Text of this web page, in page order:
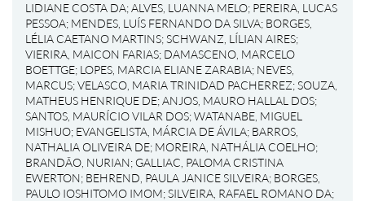
LIDIANE COSTA DA;ALVES, LUANNA MELO; PEREIRA, LUCAS
PESSOA; MENDES, LUÍS FERNANDO DA SILVA; BORGES,
LÉLIA CAETANO MARTINS;SCHWANZ, LÍLIAN AIRES;
VIERIRA, MAICON FARIAS; DAMASCENO, MARCELO
BOETTGE; LOPES, MARCIA ELIANE ZARABIA; NEVES,
MARCUS;VELASCO, MARIA TRINIDAD PACHERREZ;SOUZA,
MATHEUS HENRIQUE DE;ANJOS, MAURO HALLAL DOS;
SANTOS, MAURÍCIO VILAR DOS;WATANABE, MIGUEL
MISHUO; EVANGELISTA, MÁRCIA DE ÁVILA; BARROS,
NATHALIA OLIVEIRA DE; MOREIRA, NATHÁLIA COELHO;
BRANDÃO, NURIAN; GALLIAC, PALOMA CRISTINA
EWERTON; BEHREND, PAULA JANICE SILVEIRA; BORGES,
PAULO IOSHITOMO IMOM;SILVEIRA, RAFAEL ROMANO DA;